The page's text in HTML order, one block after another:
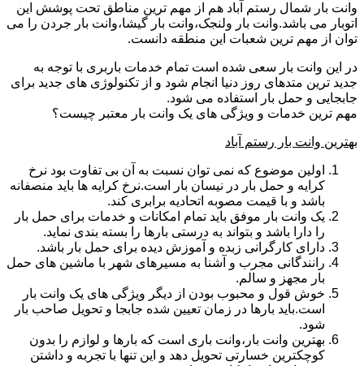
وانت بار شمال رستم آباد هم از مهم ترین مناطق تحت پوشش این
اتوبار می باشد.وانت بار ولنجک،وانت بار گیشا،وانت بار جردن را می
توان از مهم ترین شعبات این منطقه دانست.
در این وانت بار سعی شده است تمام خدمات باربری با توجه به
جدید ترین متدهای روز دنیا انجام شود و از تکنولوژی های جدید برای
جابجایی و حمل بار استفاده می شود.
مهم ترین خدمات و ویژگی های یک وانت بار معتبر چیست؟
بهترین وانت بار رستم آباد
اولین موضوع که نمی توان نسبت به آن بی تفاوت بود نرخ
کرایه و حمل بار در نیسان بار است.نرخ کرایه ها باید منصفانه
باشد و با قیمت مصوبه اتحادیه برابری کند.
یک وانت بار موفق باید تمام امکانات و خدمات برای حمل بار
را دارا باشد و بتواند به درستی بارها را بسته بندی نماید.
دارای کارگرانی زبده و آموزش دیده برای حمل بار باشد.
رانندگانی مجرب و آشنا به مسیرهای شهر با ماشین های حمل
بار مجهز و سالم.
خوش قول و محبوب بودن از دیگر ویژگی های یک وانت بار
است.باید بارها در زمان تعیین شده جابجا و تحویل صاحب بار
شود.
بهترین وانت بار،وانت باری است که بارها و لوازم را بدون
کوچکترین خسارتی تحویل دهد و این تنها با تجربه و داشتن